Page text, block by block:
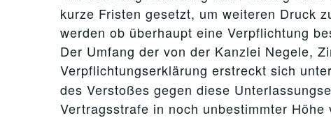
kurze Fristen gesetzt, um weiteren Druck
werden ob überhaupt eine Verpflichtung
Der Umfang der von der Kanzlei Negele,
Verpflichtungserklärung erstreckt sich
des Verstoßes gegen diese
Vertragsstrafe in noch unbestimmter Höhe